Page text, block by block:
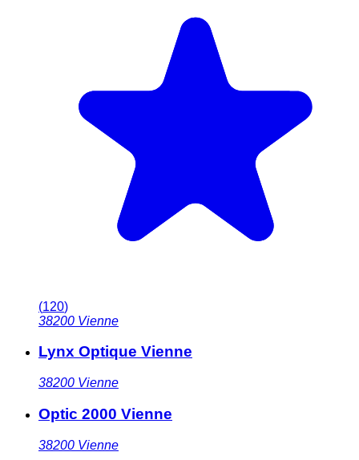
(120)
38200 Vienne
Lynx Optique Vienne
38200 Vienne
Optic 2000 Vienne
38200 Vienne